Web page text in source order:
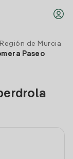
Región de Murcia
Paseo